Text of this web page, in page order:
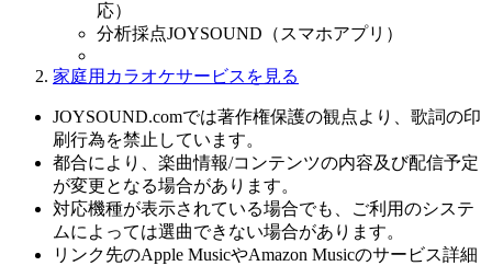
応）
分析採点JOYSOUND（スマホアプリ）
家庭用カラオケサービスを見る
JOYSOUND.comでは著作権保護の観点より、歌詞の印
刷行為を禁止しています。
都合により、楽曲情報/コンテンツの内容及び配信予定
が変更となる場合があります。
対応機種が表示されている場合でも、ご利用のシステ
ムによっては選曲できない場合があります。
リンク先のApple MusicやAmazon Musicのサービス詳細